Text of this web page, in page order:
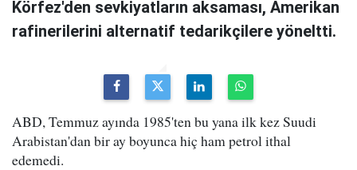
Körfez'den sevkiyatların aksaması, Amerikan
rafinerilerini alternatif tedarikçilere yöneltti.
ABD, Temmuz ayında 1985'ten bu yana ilk kez Suudi
Arabistan'dan bir ay boyunca hiç ham petrol ithal
edemedi.